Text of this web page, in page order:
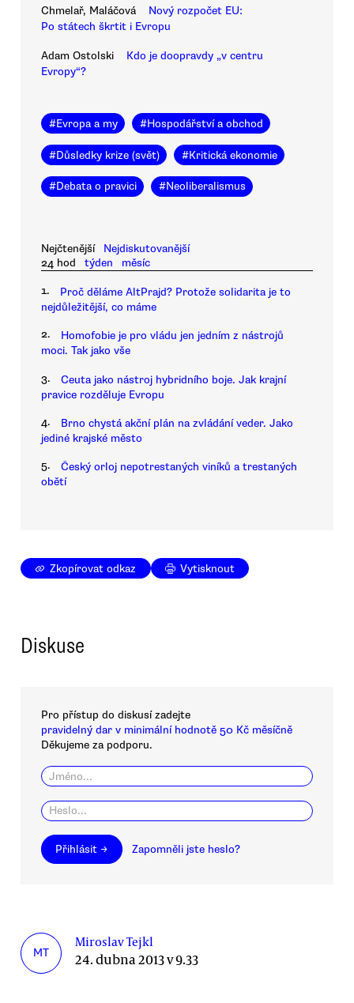
Chmelař, Maláčová
Nový rozpočet EU:
Po státech škrtit i Evropu
Adam Ostolski
Kdo je doopravdy „v centru
Evropy“?
#Evropa a my #Hospodářství a obchod
#Důsledky krize (svět) #Kritická ekonomie
#Debata o pravici #Neoliberalismus
Nejčtenější
Nejdiskutovanější
24 hod
týden měsíc
1.
Proč děláme AltPrajd? Protože solidarita je to
nejdůležitější, co máme
2.
Homofobie je pro vládu jen jedním z nástrojů
moci. Tak jako vše
3.
Ceuta jako nástroj hybridního boje. Jak krajní
pravice rozděluje Evropu
4.
Brno chystá akční plán na zvládání veder. Jako
jediné krajské město
5.
Český orloj nepotrestaných viníků a trestaných
obětí
Zkopírovat odkaz Vytisknout
Diskuse
Pro přístup do diskusí zadejte
pravidelný dar v minimální hodnotě 50 Kč měsíčně
Děkujeme za podporu.
Přihlásit → Zapomněli jste heslo?
MT
Miroslav Tejkl
24. dubna 2013 v 9.33